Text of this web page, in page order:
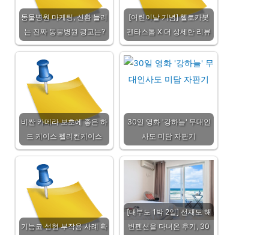
동물병원 마케팅, 신환 늘리
는 진짜 동물병원 광고는?
[어린이날 기념] 헬로카봇
펜타스톰 X 더 상세한 리뷰
비싼 카메라 보호에 좋은 하
드 케이스 펠리컨케이스
30일 영화 '강하늘' 무대인
사도 미담 자판기
기능코 성형 부작용 사례 확
[대부도 1박 2일] 선재도 해
변펜션을 다녀온 후기, 30